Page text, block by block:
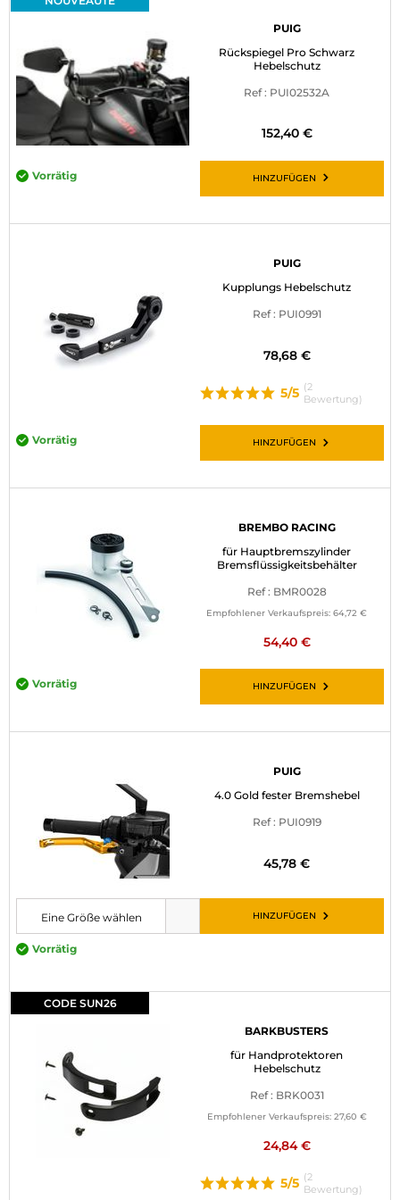
PUIG
Rückspiegel Pro Schwarz
Hebelschutz
Ref : PUI02532A
152,40 €
Vorrätig HINZUFÜGEN
PUIG
Kupplungs Hebelschutz
Ref : PUI0991
78,68 €
5/5 (2
Bewertung)
Vorrätig HINZUFÜGEN
BREMBO RACING
für Hauptbremszylinder
Bremsflüssigkeitsbehälter
Ref : BMR0028
Empfohlener Verkaufspreis: 64,72 €
54,40 €
Vorrätig HINZUFÜGEN
PUIG
4.0 Gold fester Bremshebel
Ref : PUI0919
45,78 €
Bitte wählen Sie eine Größe, bevor Sie den Artikel in den Warenkorb
Eine Größe wählen
Vorrätig
HINZUFÜGEN
CODE SUN26
BARKBUSTERS
für Handprotektoren
Hebelschutz
Ref : BRK0031
Empfohlener Verkaufspreis: 27,60 €
24,84 €
5/5 (2
Bewertung)